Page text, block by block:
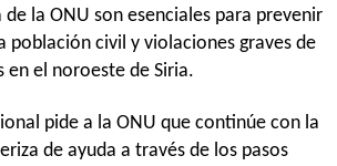
la ONU son esenciales para prevenir
población civil y violaciones graves de
en el noroeste de Siria.
pide a la ONU que continúe con la
de ayuda a través de los pasos